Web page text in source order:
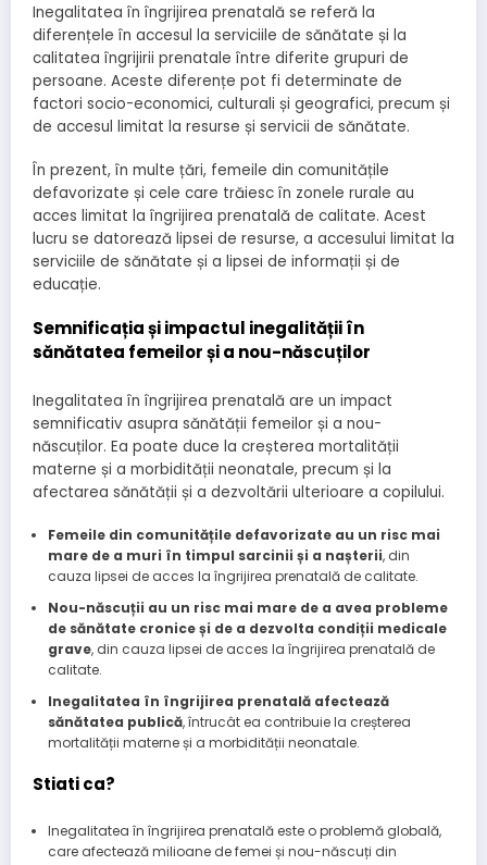
Inegalitatea în îngrijirea prenatală se referă la
diferențele în accesul la serviciile de sănătate și la
calitatea îngrijirii prenatale între diferite grupuri de
persoane. Aceste diferențe pot fi determinate de
factori socio-economici, culturali și geografici, precum și
de accesul limitat la resurse și servicii de sănătate.
În prezent, în multe țări, femeile din comunitățile
defavorizate și cele care trăiesc în zonele rurale au
acces limitat la îngrijirea prenatală de calitate. Acest
lucru se datorează lipsei de resurse, a accesului limitat la
serviciile de sănătate și a lipsei de informații și de
educație.
Semnificația și impactul inegalității în
sănătatea femeilor și a nou-născuților
Inegalitatea în îngrijirea prenatală are un impact
semnificativ asupra sănătății femeilor și a nou-
născuților. Ea poate duce la creșterea mortalității
materne și a morbidității neonatale, precum și la
afectarea sănătății și a dezvoltării ulterioare a copilului.
Femeile din comunitățile defavorizate au un risc mai
mare de a muri în timpul sarcinii și a nașterii, din
cauza lipsei de acces la îngrijirea prenatală de calitate.
Nou-născuții au un risc mai mare de a avea probleme
de sănătate cronice și de a dezvolta condiții medicale
grave, din cauza lipsei de acces la îngrijirea prenatală de
calitate.
Inegalitatea în îngrijirea prenatală afectează
sănătatea publică, întrucât ea contribuie la creșterea
mortalității materne și a morbidității neonatale.
Stiati ca?
Inegalitatea în îngrijirea prenatală este o problemă globală,
care afectează milioane de femei și nou-născuți din